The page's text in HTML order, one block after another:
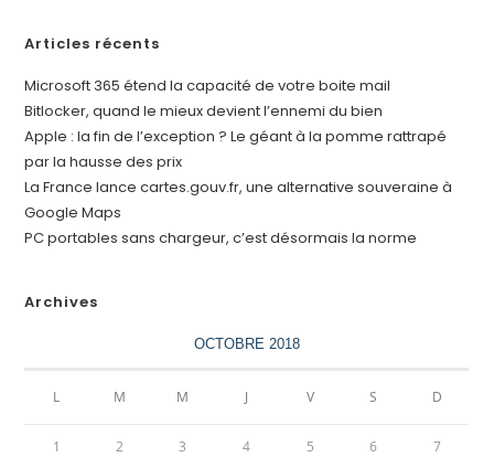
Articles récents
Microsoft 365 étend la capacité de votre boite mail
Bitlocker, quand le mieux devient l’ennemi du bien
Apple : la fin de l’exception ? Le géant à la pomme rattrapé
par la hausse des prix
La France lance cartes.gouv.fr, une alternative souveraine à
Google Maps
PC portables sans chargeur, c’est désormais la norme
Archives
OCTOBRE 2018
L M M J V S D
1 2 3 4 5 6 7